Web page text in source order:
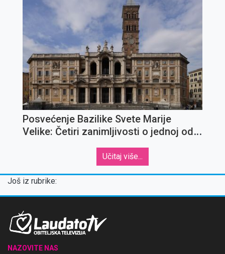
Posvećenje Bazilike Svete Marije
Velike: Četiri zanimljivosti o jednoj od
Učitaj više...
Još iz rubrike:
NAZOVITE NAS